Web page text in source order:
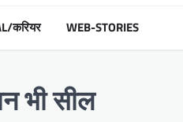
करियर WEB-STORIES
भी सील